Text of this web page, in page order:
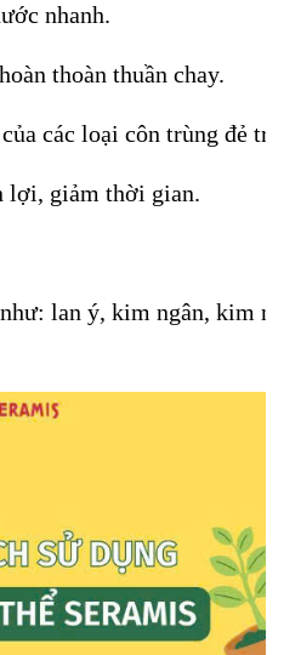
nhanh.
thoàn thuần chay.
các loại côn trùng đẻ
lợi, giảm thời gian.
lan ý, kim ngân, kim